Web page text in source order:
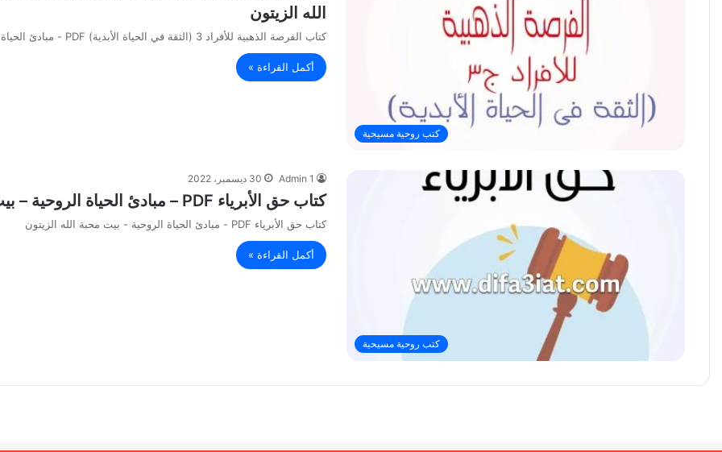
كتب روحية مسيحية
الله الزيتون
كتاب الفرصة الذهبية للأفراد 3 (الثقة في الحياة الأبدية) PDF - مبادئ الحياة الروحية - بيت محبة الله الزيتون
أكمل القراءة »
كتب روحية مسيحية
Admin 1 30 ديسمبر، 2022
كتاب حق الأبرياء PDF – مبادئ الحياة الروحية – بيت محبة الله الزيتون
كتاب حق الأبرياء PDF - مبادئ الحياة الروحية - بيت محبة الله الزيتون
أكمل القراءة »